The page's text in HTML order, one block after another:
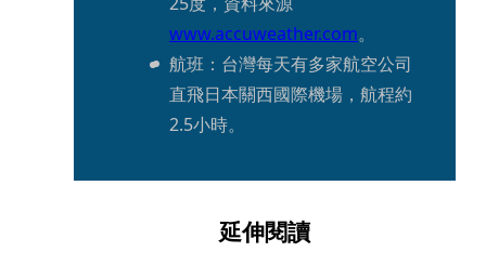
www.accuweather.com。
航班：台灣每天有多家航空公司
直飛日本關西國際機場，航程約
2.5小時。
延伸閱讀